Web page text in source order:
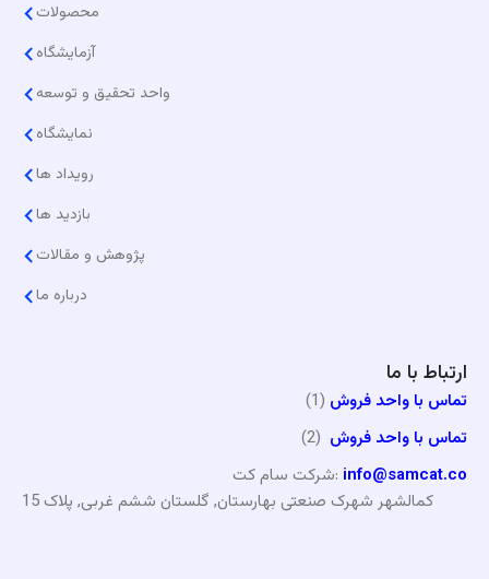
محصولات
آزمایشگاه
واحد تحقیق و توسعه
نمایشگاه
رویداد ها
بازدید ها
پژوهش و مقالات
درباره ما
ارتباط با ما
تماس با واحد فروش (1)
تماس با واحد فروش (2)
شرکت سام کت: info@samcat.co
کمالشهر شهرک صنعتی بهارستان, گلستان ششم غربی, پلاک 15